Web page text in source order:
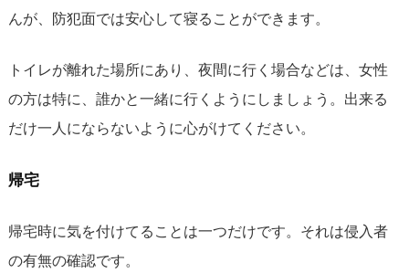
んが、防犯面では安心して寝ることができます。
トイレが離れた場所にあり、夜間に行く場合などは、女性
の方は特に、誰かと一緒に行くようにしましょう。出来る
だけ一人にならないように心がけてください。
帰宅
帰宅時に気を付けてることは一つだけです。それは侵入者
の有無の確認です。